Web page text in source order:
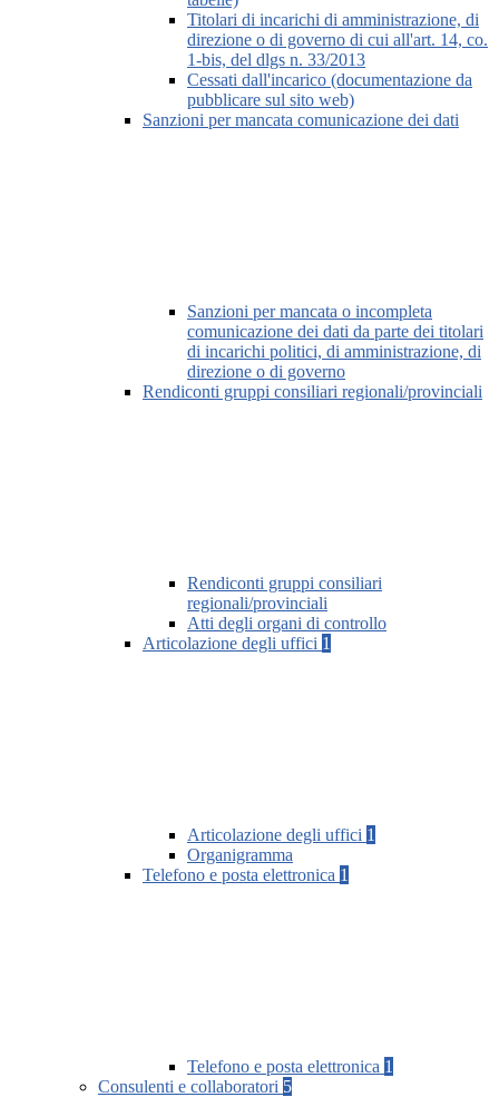
Titolari di incarichi di amministrazione, di
direzione o di governo di cui all'art. 14, co.
1-bis, del dlgs n. 33/2013
Cessati dall'incarico (documentazione da
pubblicare sul sito web)
Sanzioni per mancata comunicazione dei dati
Sanzioni per mancata o incompleta
comunicazione dei dati da parte dei titolari
di incarichi politici, di amministrazione, di
direzione o di governo
Rendiconti gruppi consiliari regionali/provinciali
Rendiconti gruppi consiliari
regionali/provinciali
Atti degli organi di controllo
Articolazione degli uffici 1
Articolazione degli uffici 1
Organigramma
Telefono e posta elettronica 1
Telefono e posta elettronica 1
Consulenti e collaboratori 5